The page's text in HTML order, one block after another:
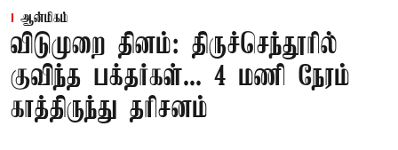
ஆன்மிகம்
விடுமுறை தினம்: திருச்செந்தூரில்
குவிந்த பக்தர்கள்... 4 மணி நேரம்
காத்திருந்து தரிசனம்